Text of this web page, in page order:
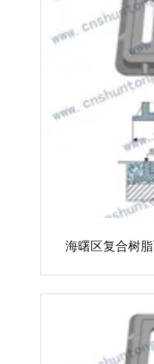
海曙区复合树